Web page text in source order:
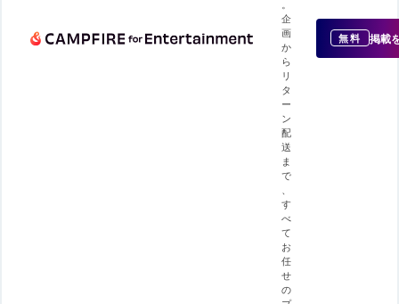
企
画
か
ら
リ
タ
ー
ン
配
送
ま
で
す
べ
て
お
任
せ
の
無料 掲載